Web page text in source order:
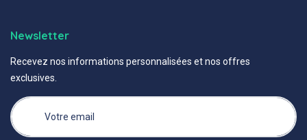
Newsletter
Recevez nos informations personnalisées et nos offres
exclusives.